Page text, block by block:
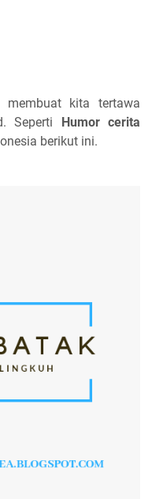
kita tertawa
Seperti Humorcerita
berikut ini.